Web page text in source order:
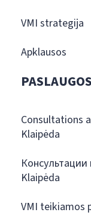
VMI strategija
Apklausos
PASLAUGOS
Consultations
Klaipėda
Klaipėda
VMI teikiamos